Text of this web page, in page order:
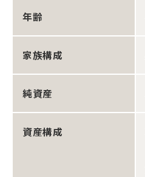
年齢
家族構成
純資産
資産構成